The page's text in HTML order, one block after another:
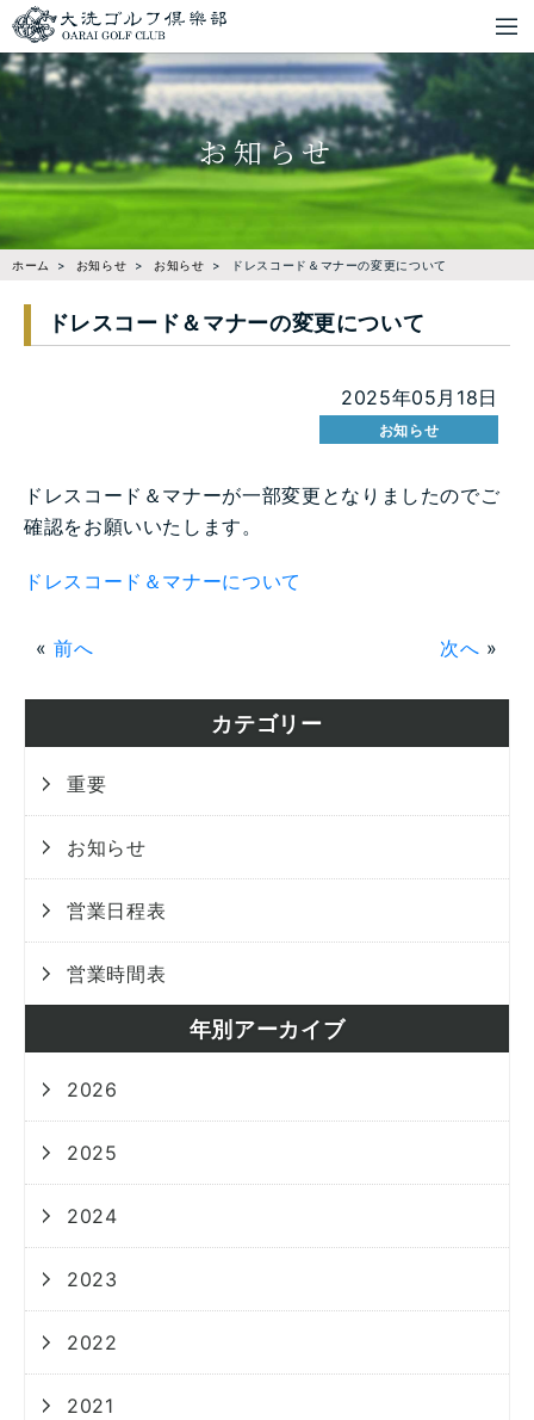
お知らせ
ホーム お知らせ お知らせ ドレスコード＆マナーの変更について
ドレスコード＆マナーの変更について
2025年05月18日
お知らせ
ドレスコード＆マナーが一部変更となりましたのでご
確認をお願いいたします。
ドレスコード＆マナーについて
«前へ 次へ »
カテゴリー
重要
お知らせ
営業日程表
営業時間表
年別アーカイブ
2026
2025
2024
2023
2022
2021